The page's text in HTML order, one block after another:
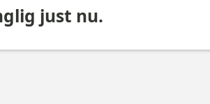
just nu.